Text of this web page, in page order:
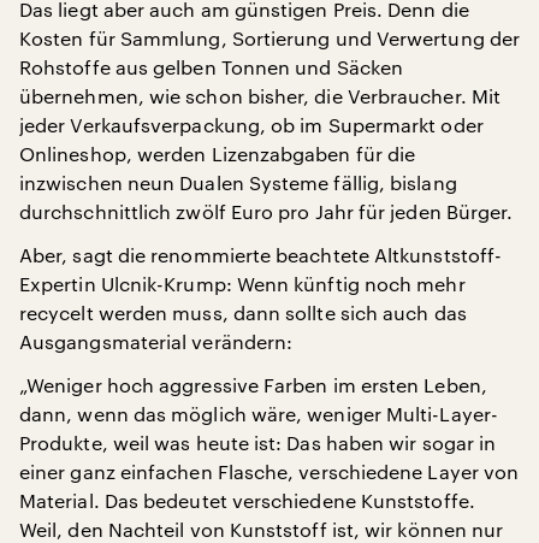
Das liegt aber auch am günstigen Preis. Denn die
Kosten für Sammlung, Sortierung und Verwertung der
Rohstoffe aus gelben Tonnen und Säcken
übernehmen, wie schon bisher, die Verbraucher. Mit
jeder Verkaufsverpackung, ob im Supermarkt oder
Onlineshop, werden Lizenzabgaben für die
inzwischen neun Dualen Systeme fällig, bislang
durchschnittlich zwölf Euro pro Jahr für jeden Bürger.
Aber, sagt die renommierte beachtete Altkunststoff-
Expertin Ulcnik-Krump: Wenn künftig noch mehr
recycelt werden muss, dann sollte sich auch das
Ausgangsmaterial verändern:
„Weniger hoch aggressive Farben im ersten Leben,
dann, wenn das möglich wäre, weniger Multi-Layer-
Produkte, weil was heute ist: Das haben wir sogar in
einer ganz einfachen Flasche, verschiedene Layer von
Material. Das bedeutet verschiedene Kunststoffe.
Weil, den Nachteil von Kunststoff ist, wir können nur